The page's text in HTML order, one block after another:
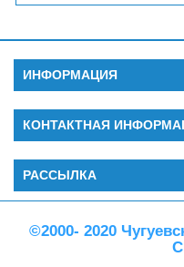
ИНФОРМАЦИЯ
КОНТАКТНАЯ
РАССЫЛКА
©2000- 2020